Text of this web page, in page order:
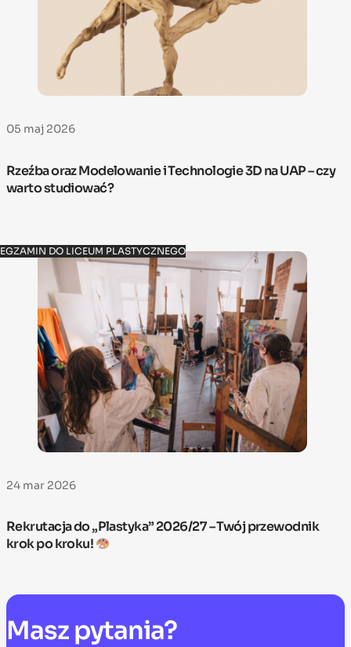
05 maj 2026
Rzeźba oraz Modelowanie i Technologie 3D na UAP – czy
warto studiować?
EGZAMIN DO LICEUM PLASTYCZNEGO
24 mar 2026
Rekrutacja do „Plastyka” 2026/27 – Twój przewodnik
krok po kroku!
Masz pytania?